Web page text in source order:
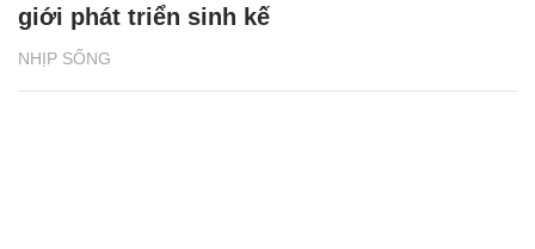
NHỊP SỐNG
giới phát triển sinh kế